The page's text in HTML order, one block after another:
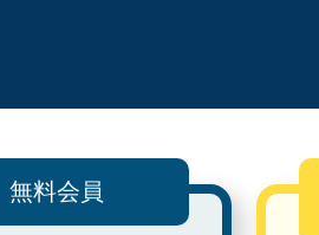
無料会員